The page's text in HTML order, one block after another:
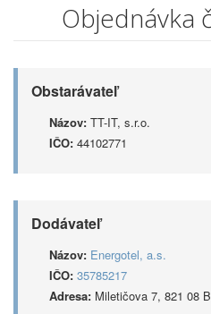
Objednávka
Obstarávateľ
Názov: TT-IT, s.r.o.
IČO: 44102771
Dodávateľ
Názov: Energotel, a.s.
IČO: 35785217
Adresa: Miletičova 7, 821 08